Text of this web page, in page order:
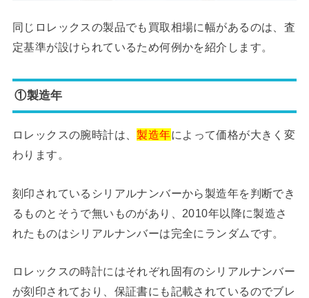
同じロレックスの製品でも買取相場に幅があるのは、査
定基準が設けられているため何例かを紹介します。
①製造年
ロレックスの腕時計は、製造年によって価格が大きく変
わります。
刻印されているシリアルナンバーから製造年を判断でき
るものとそうで無いものがあり、2010年以降に製造さ
れたものはシリアルナンバーは完全にランダムです。
ロレックスの時計にはそれぞれ固有のシリアルナンバー
が刻印されており、保証書にも記載されているのでブレ